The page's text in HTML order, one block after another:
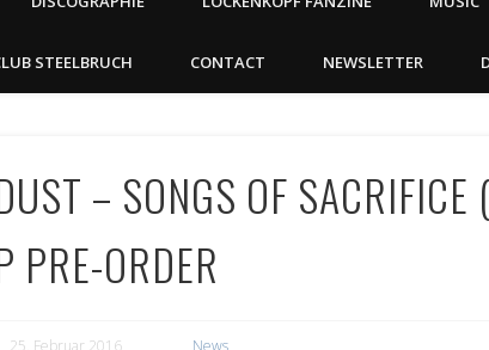
STEELBRUCH CONTACT NEWSLETTER
– SONGS OF
PRE-ORDER